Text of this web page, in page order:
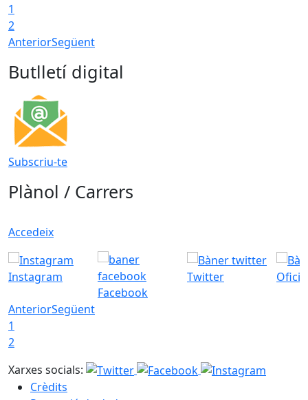
1
2
AnteriorSegüent
Butlletí digital
Subscriu-te
Plànol / Carrers
Accedeix
Instagram
Facebook
Twitter
AnteriorSegüent
1
2
Xarxes socials:
Crèdits